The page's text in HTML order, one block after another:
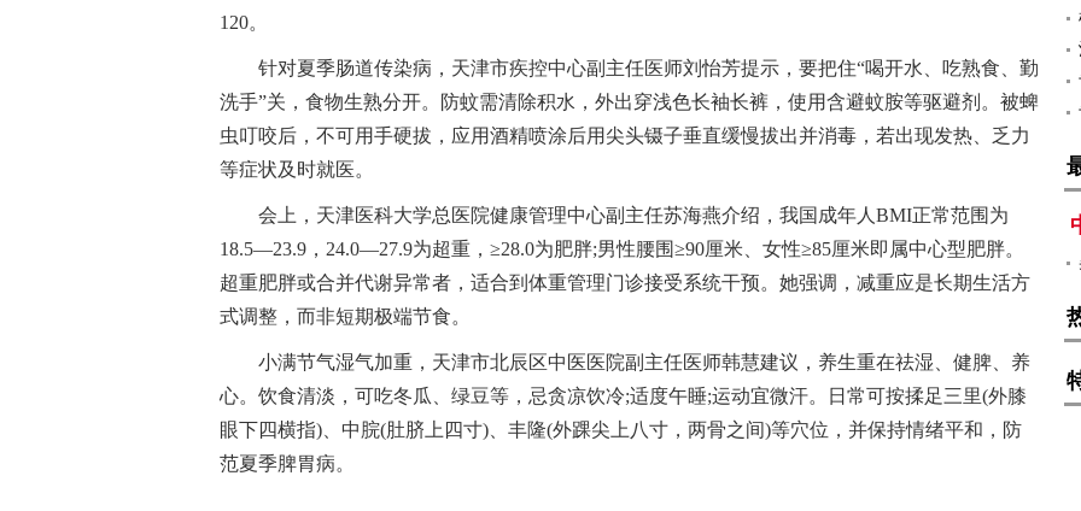
120。
针对夏季肠道传染病，天津市疾控中心副主任医师刘怡芳提示，要把住“喝开水、吃熟食、勤
洗手”关，食物生熟分开。防蚊需清除积水，外出穿浅色长袖长裤，使用含避蚊胺等驱避剂。被蜱
虫叮咬后，不可用手硬拔，应用酒精喷涂后用尖头镊子垂直缓慢拔出并消毒，若出现发热、乏力
等症状及时就医。
会上，天津医科大学总医院健康管理中心副主任苏海燕介绍，我国成年人BMI正常范围为
18.5—23.9，24.0—27.9为超重，≥28.0为肥胖;男性腰围≥90厘米、女性≥85厘米即属中心型肥胖。
超重肥胖或合并代谢异常者，适合到体重管理门诊接受系统干预。她强调，减重应是长期生活方
式调整，而非短期极端节食。
小满节气湿气加重，天津市北辰区中医医院副主任医师韩慧建议，养生重在祛湿、健脾、养
心。饮食清淡，可吃冬瓜、绿豆等，忌贪凉饮冷;适度午睡;运动宜微汗。日常可按揉足三里(外膝
眼下四横指)、中脘(肚脐上四寸)、丰隆(外踝尖上八寸，两骨之间)等穴位，并保持情绪平和，防
范夏季脾胃病。